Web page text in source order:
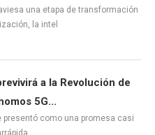
una etapa de transformación
la intel
a la Revolución de
5G...
presentó como una promesa casi